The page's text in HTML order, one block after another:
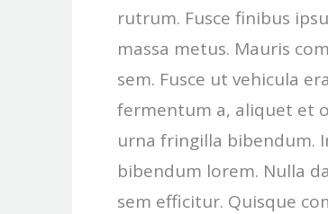
rutrum. Fusce finibus
massa metus. Mauris
sem. Fusce ut vehicula
fermentum a, aliquet et
urna fringilla bibendum.
bibendum lorem. Nulla
sem efficitur. Quisque